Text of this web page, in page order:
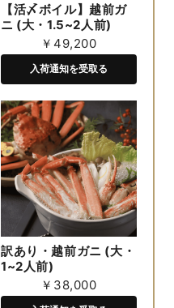
【活〆ボイル】越前ガ
ニ (大・1.5~2人前)
￥49,200
入荷通知を受取る
訳あり・越前ガニ (大・
1~2人前)
￥38,000